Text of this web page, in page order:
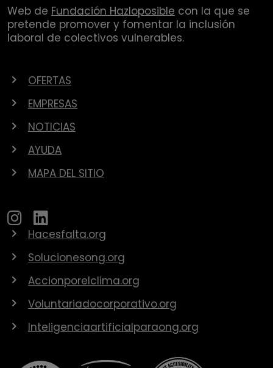
Web de Fundación Hazloposible con la que se
pretende promover y fomentar la inclusión
laboral de colectivos vulnerables.
OFERTAS
EMPRESAS
NOTICIAS
AYUDA
MAPA DEL SITIO
Hacesfalta.org
Solucionesong.org
Accionporelclima.org
Voluntariadocorporativo.org
Inteligenciaartificialparaong.org